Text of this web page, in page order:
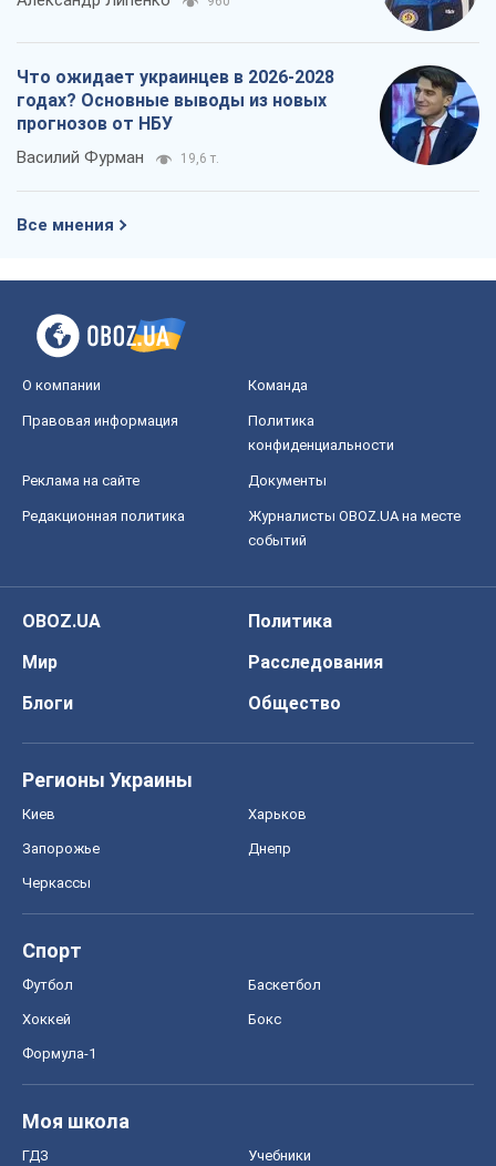
Что ожидает украинцев в 2026-2028
годах? Основные выводы из новых
прогнозов от НБУ
Василий Фурман 19,6 т.
Все мнения
О компании Команда
Правовая информация
Политика
конфиденциальности
Реклама на сайте Документы
Редакционная политика
Журналисты OBOZ.UA на месте
событий
OBOZ.UA
Политика
Мир
Расследования
Блоги
Общество
Регионы Украины
Киев Харьков
Запорожье Днепр
Черкассы
Спорт
Футбол Баскетбол
Хоккей Бокс
Формула-1
Моя школа
ГДЗ Учебники